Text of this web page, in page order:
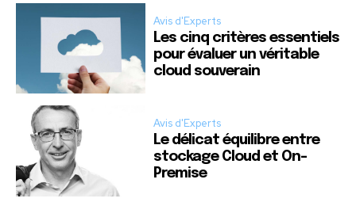
Avis d'Experts
Les cinq critères essentiels
pour évaluer un véritable
cloud souverain
Avis d'Experts
Le délicat équilibre entre
stockage Cloud et On-
Premise